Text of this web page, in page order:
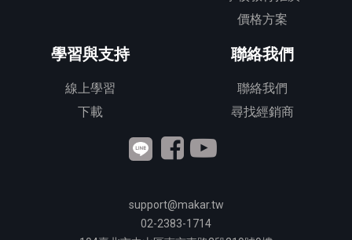
價格方案
學習與支持
線上學習
下載
聯絡我們
聯絡我們
尋找經銷商
support@makar.tw
02-2383-1714